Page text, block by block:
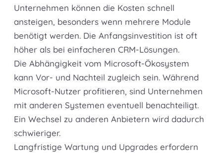
Unternehmen können die Kosten schnell
ansteigen, besonders wenn mehrere Module
benötigt werden. Die Anfangsinvestition ist oft
höher als bei einfacheren CRM-Lösungen.
Die Abhängigkeit vom Microsoft-Ökosystem
kann Vor- und Nachteil zugleich sein. Während
Microsoft-Nutzer profitieren, sind Unternehmen
mit anderen Systemen eventuell benachteiligt.
Ein Wechsel zu anderen Anbietern wird dadurch
schwieriger.
Langfristige Wartung und Upgrades erfordern